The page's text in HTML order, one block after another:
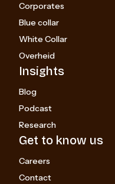
Corporates
Blue collar
White Collar
Overheid
Insights
Blog
Podcast
Research
Get to know us
Careers
Contact